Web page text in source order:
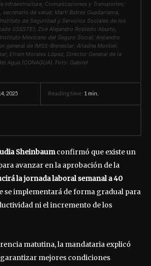
Infraestructura, Comunicaciones y Transportes;
secretario de salud; Martí Batres Guadarrama,
de Seguridad y Servicios Sociales de los
(ISSSTE); Zoé Alejandro Robledo Aburto,
Mexicano del Seguro Social; Alejandro
general de IMSS-Bienestar; Ariadna Montiel,
Efraín Morales López, Director General de la
Agua (CONAGUA). Foto: Gabriel
2025 Reading time: 1 min.
Sheinbaumconfirmó que existe un
avanzar en la aprobación de la
la jornada laboral semanal a 40
se implementará de forma gradual para
ni el incremento de los
matutina, la mandataria explicó
garantizar mejores condiciones